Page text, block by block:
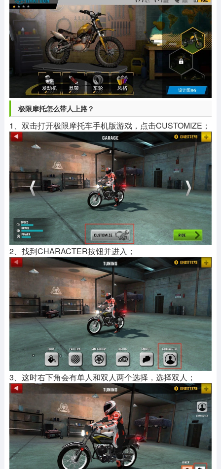
极限摩托怎么带人上路？
1、双击打开极限摩托车手机版游戏，点击CUSTOMIZE；
2、找到CHARACTER按钮并进入；
3、这时右下角会有单人和双人两个选择，选择双人；